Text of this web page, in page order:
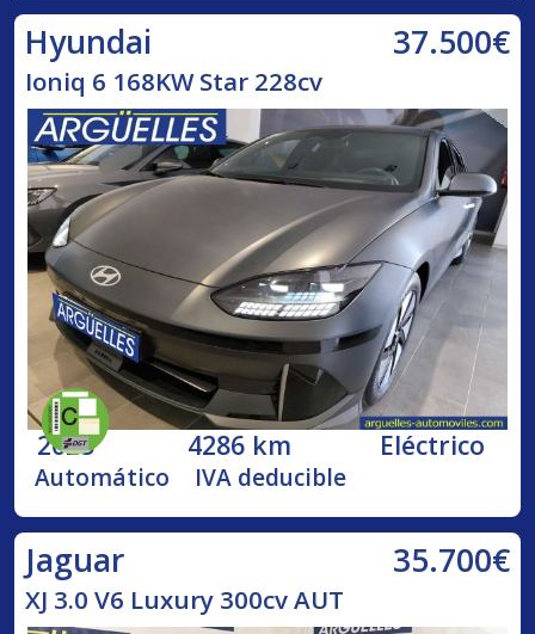
Hyundai 37.500€
Ioniq 6 168KW Star 228cv
2025 4286 km Eléctrico
Automático IVA deducible
Jaguar 35.700€
XJ 3.0 V6 Luxury 300cv AUT